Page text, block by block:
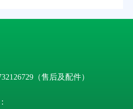
（售后及配件）